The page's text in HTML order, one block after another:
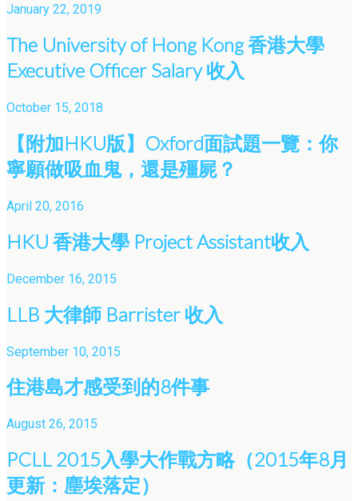
January 22, 2019
The University of Hong Kong 香港大學
Executive Officer Salary 收入
October 15, 2018
【附加HKU版】Oxford面試題一覽：你
寧願做吸血鬼，還是殭屍？
April 20, 2016
HKU 香港大學 Project Assistant收入
December 16, 2015
LLB 大律師 Barrister 收入
September 10, 2015
住港島才感受到的8件事
August 26, 2015
PCLL 2015入學大作戰方略（2015年8月
更新：塵埃落定）